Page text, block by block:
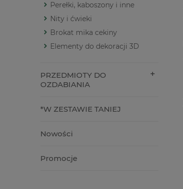
Perełki, kaboszony i inne
Nity i ćwieki
Brokat mika cekiny
Elementy do dekoracji 3D
PRZEDMIOTY DO
OZDABIANIA
*W ZESTAWIE TANIEJ
Nowości
Promocje